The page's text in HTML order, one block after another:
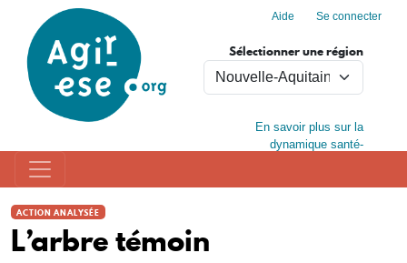
Aller au contenu principal
Aide Se connecter
Sélectionner une région
En savoir plus sur la
dynamique santé-
ACTION ANALYSÉE
L’arbre témoin